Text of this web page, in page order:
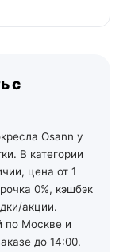
По Санкт-
на следующий
по городу
По
дней со своего
213-31-35).
с
Osann у
В категории
цена от 1
0%, кэшбэк
акции.
по Москве и
до 14:00.